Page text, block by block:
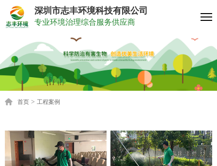
深圳市志丰环境科技有限公司
专业环境治理综合服务供应商
首页 > 工程案例